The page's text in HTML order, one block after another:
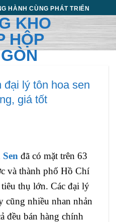
HÀNH CÙNG PHÁT TRIỂN
đại lý tôn hoa sen
giá tốt
đã có mặt trên 63
và thành phố Hồ Chí
thụ lớn. Các đại lý
cũng nhiều nhan nhản
đều bán hàng chính